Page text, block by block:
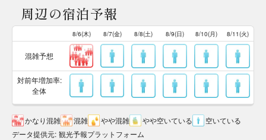
周辺の宿泊予報
8/6(木) 8/7(金) 8/8(土) 8/9(日) 8/10(月) 8/11(火)
混雑予想
対前年増加率:
全体
かなり混雑 混雑 やや混雑 やや空いている
空いている
データ提供元: 観光予報プラットフォーム